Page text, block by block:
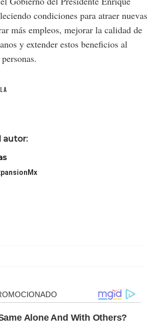
condiciones para atraer nuevas
más empleos, mejorar la calidad de
y extender estos beneficios al
autor: